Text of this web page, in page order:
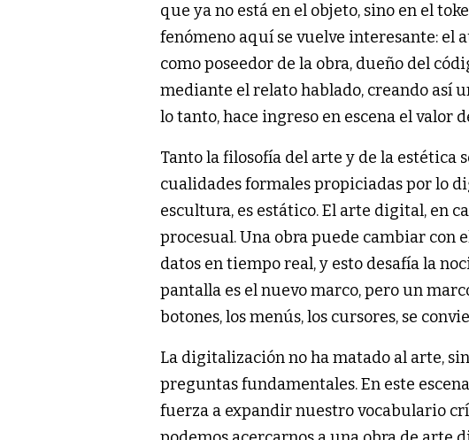
que ya no está en el objeto, sino en el
fenómeno aquí se vuelve interesante: el
como poseedor de la obra, dueño del
mediante el relato hablado, creando así
lo tanto, hace ingreso en escena el valor
Tanto la filosofía del arte y de la estética
cualidades formales propiciadas por lo
escultura, es estático. El arte digital, en
procesual. Una obra puede cambiar con
datos en tiempo real, y esto desafía la
pantalla es el nuevo marco, pero un
botones, los menús, los cursores, se
La digitalización no ha matado al arte,
preguntas fundamentales. En este
fuerza a expandir nuestro vocabulario